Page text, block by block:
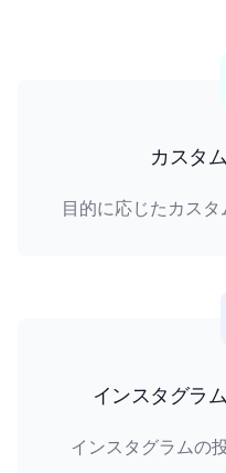
カスタ
目的に応じたカスタ
インスタグラ
インスタグラムの